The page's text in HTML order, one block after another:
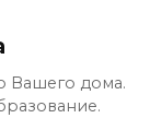
Вашего дома.